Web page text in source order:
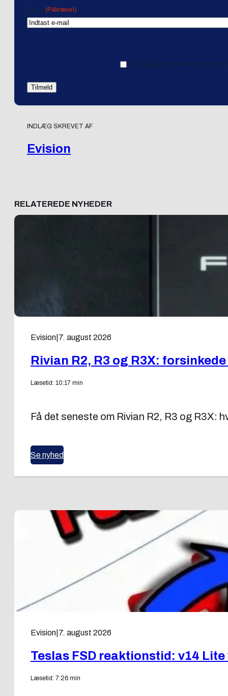
Email (Påkrævet)
Ja tak, jeg vil gerne modtage
INDLÆG SKREVET AF
Evision
RELATEREDE NYHEDER
Evision 7. august 2026
Rivian R2, R3 og R3X:
Læsetid: 10:17 min
Få det seneste om Rivian R2, R3 og R3X:
Se nyhed
Evision 7. august 2026
Teslas FSD reaktionstid: v14 Lite
Læsetid: 7:26 min